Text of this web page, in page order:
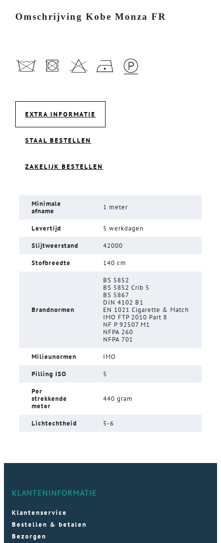
Omschrijving Kobe Monza FR
EXTRA INFORMATIE
STAAL BESTELLEN
ZAKELIJK BESTELLEN
Minimale
afname
1 meter
Levertijd 5 werkdagen
Slijtweerstand 42000
Stofbreedte 140 cm
Brandnormen
BS 5852
BS 5852 Crib 5
BS 5867
DIN 4102 B1
EN 1021 Cigarette & Match
IMO FTP 2010 Part 8
NF P 92507 M1
NFPA 260
NFPA 701
Milieunormen IMO
Pilling ISO 5
Per
strekkende
meter
440 gram
Lichtechtheid 5-6
KLANTENINFORMATIE
Klantenservice
Bestellen & betalen
Bezorgen